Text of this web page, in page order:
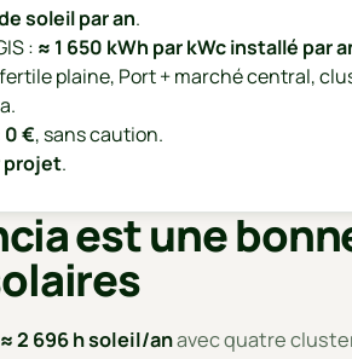
soleil par an.
: ≈ 1 650 kWh par kWc installé par
plaine, Port + marché central,
0 €, sans caution.
projet.
est une
≈ 2 696 h soleil/anavec quatre